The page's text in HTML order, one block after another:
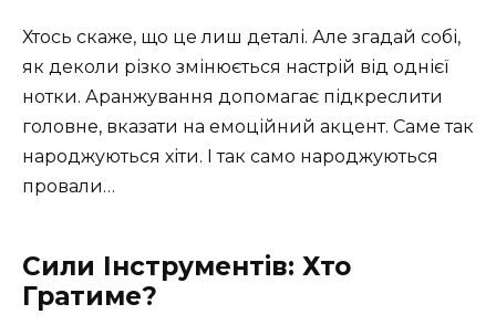
Хтось скаже, що це лиш деталі. Але згадай собі,
як деколи різко змінюється настрій від однієї
нотки. Аранжування допомагає підкреслити
головне, вказати на емоційний акцент. Саме так
народжуються хіти. І так само народжуються
провали…
Сили Інструментів: Хто
Гратиме?